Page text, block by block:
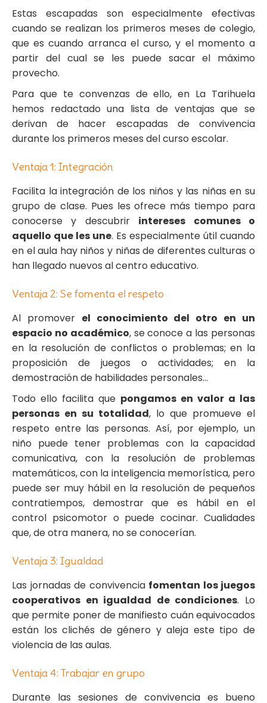
Estas escapadas son especialmente efectivas
cuando se realizan los primeros meses de colegio,
que es cuando arranca el curso, y el momento a
partir del cual se les puede sacar el máximo
provecho.
Para que te convenzas de ello, en La Tarihuela
hemos redactado una lista de ventajas que se
derivan de hacer escapadas de convivencia
durante los primeros meses del curso escolar.
Ventaja 1: Integración
Facilita la integración de los niños y las niñas en su
grupo de clase. Pues les ofrece más tiempo para
conocerse y descubrir intereses comunes o
aquello que les une. Es especialmente útil cuando
en el aula hay niños y niñas de diferentes culturas o
han llegado nuevos al centro educativo.
Ventaja 2: Se fomenta el respeto
Al promover el conocimiento del otro en un
espacio no académico, se conoce a las personas
en la resolución de conflictos o problemas; en la
proposición de juegos o actividades; en la
demostración de habilidades personales…
Todo ello facilita que pongamos en valor a las
personas en su totalidad, lo que promueve el
respeto entre las personas. Así, por ejemplo, un
niño puede tener problemas con la capacidad
comunicativa, con la resolución de problemas
matemáticos, con la inteligencia memorística, pero
puede ser muy hábil en la resolución de pequeños
contratiempos, demostrar que es hábil en el
control psicomotor o puede cocinar. Cualidades
que, de otra manera, no se conocerían.
Ventaja 3: Igualdad
Las jornadas de convivencia fomentan los juegos
cooperativos en igualdad de condiciones. Lo
que permite poner de manifiesto cuán equivocados
están los clichés de género y aleja este tipo de
violencia de las aulas.
Ventaja 4: Trabajar en grupo
Durante las sesiones de convivencia es bueno